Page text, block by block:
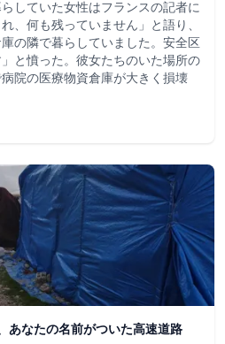
していた女性はフランスの記者に
、何も残っていません」と語り、
の隣で暮らしていました。安全区
と憤った。彼女たちのいた場所の
院の医療物資倉庫が大きく損壊
あなたの名前がついた高速道路